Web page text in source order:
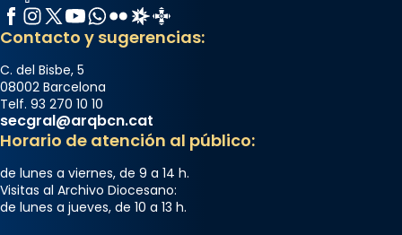
Facebook
Instagram
X / Twitter
YouTube
WhatsApp
FlickrRadio Estel
Catalunya Cristiana
Contacto y sugerencias:
C. del Bisbe, 5
08002 Barcelona
Telf. 93 270 10 10
secgral@arqbcn.cat
Horario de atención al público:
de lunes a viernes, de 9 a 14 h.
Visitas al Archivo Diocesano:
de lunes a jueves, de 10 a 13 h.